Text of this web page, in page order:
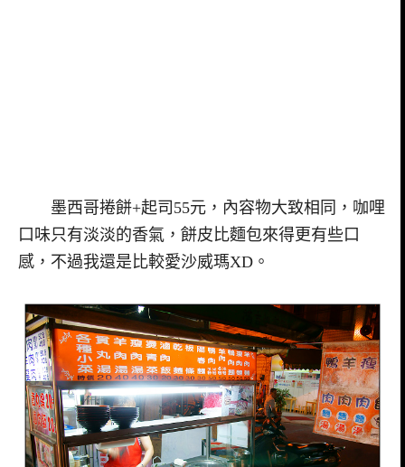
墨西哥捲餅+起司55元，內容物大致相同，咖哩
口味只有淡淡的香氣，餅皮比麵包來得更有些口
感，不過我還是比較愛沙威瑪XD。